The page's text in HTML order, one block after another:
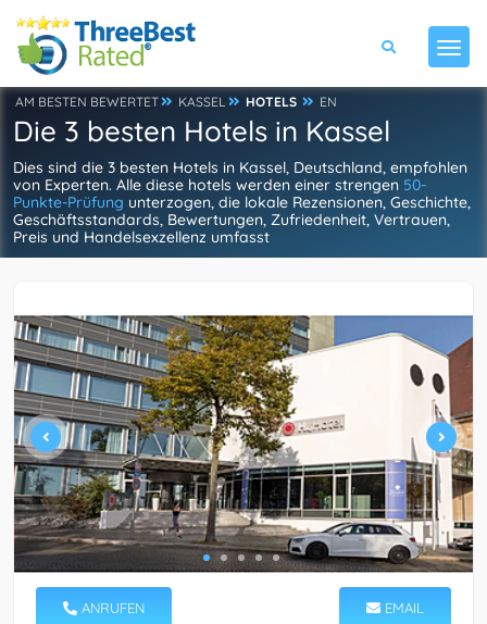
AM BESTEN BEWERTET KASSEL HOTELS EN
Die 3 besten Hotels in Kassel
Dies sind die 3 besten Hotels in Kassel, Deutschland, empfohlen
von Experten. Alle diese hotels werden einer strengen 50-
Punkte-Prüfung unterzogen, die lokale Rezensionen, Geschichte,
Geschäftsstandards, Bewertungen, Zufriedenheit, Vertrauen,
Preis und Handelsexzellenz umfasst
ANRUFEN EMAIL